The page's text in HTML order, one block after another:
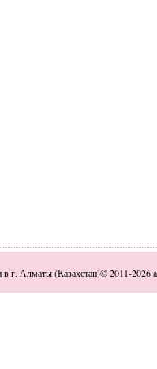
г. Алматы (Казахстан)© 2011-2026